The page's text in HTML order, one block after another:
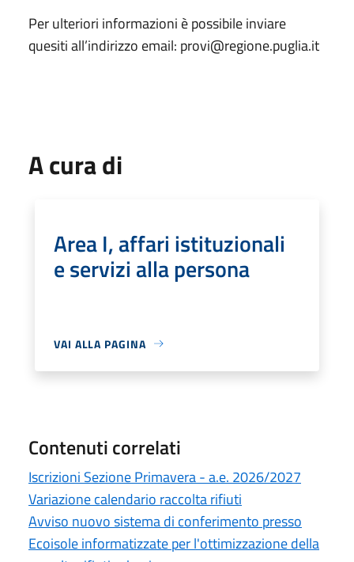
Per ulteriori informazioni è possibile inviare
quesiti all’indirizzo email: provi@regione.puglia.it
A cura di
Area I, affari istituzionali
e servizi alla persona
VAI ALLA PAGINA
Contenuti correlati
Iscrizioni Sezione Primavera - a.e. 2026/2027
Variazione calendario raccolta rifiuti
Avviso nuovo sistema di conferimento presso
Ecoisole informatizzate per l'ottimizzazione della